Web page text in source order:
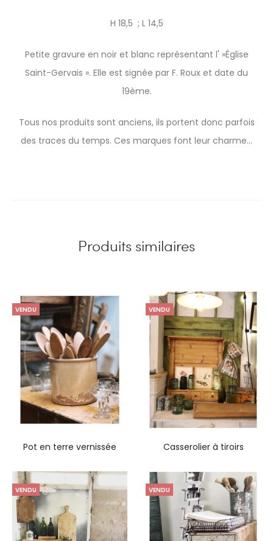
H 18,5 ; L 14,5
Petite gravure en noir et blanc représentant l' »Église
Saint-Gervais ». Elle est signée par F. Roux et date du
19ème.
Tous nos produits sont anciens, ils portent donc parfois
des traces du temps. Ces marques font leur charme…
Produits similaires
VENDU
Pot en terre vernissée
VENDU
Casserolier à tiroirs
VENDU VENDU